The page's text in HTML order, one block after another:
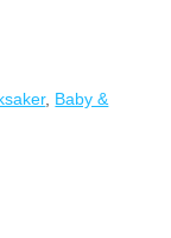
, Baby &